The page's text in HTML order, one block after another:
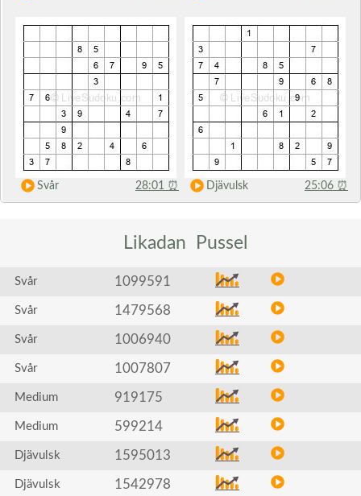
Svår 28:01 ⏰ Djävulsk 25:06 ⏰
Likadan Pussel
Svår 1099591
Svår 1479568
Svår 1006940
Svår 1007807
Medium 919175
Medium 599214
Djävulsk 1595013
Djävulsk 1542978